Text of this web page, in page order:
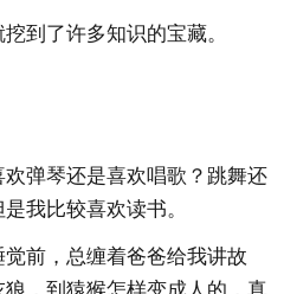
到了许多知识的宝藏。
弹琴还是喜欢唱歌？跳舞还
我比较喜欢读书。
前，总缠着爸爸给我讲故